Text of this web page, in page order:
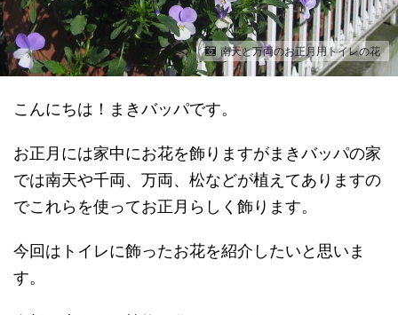
南天と万両のお正月用トイレの花
こんにちは！まきバッパです。
お正月には家中にお花を飾りますがまきバッパの家
では南天や千両、万両、松などが植えてありますの
でこれらを使ってお正月らしく飾ります。
今回はトイレに飾ったお花を紹介したいと思いま
す。